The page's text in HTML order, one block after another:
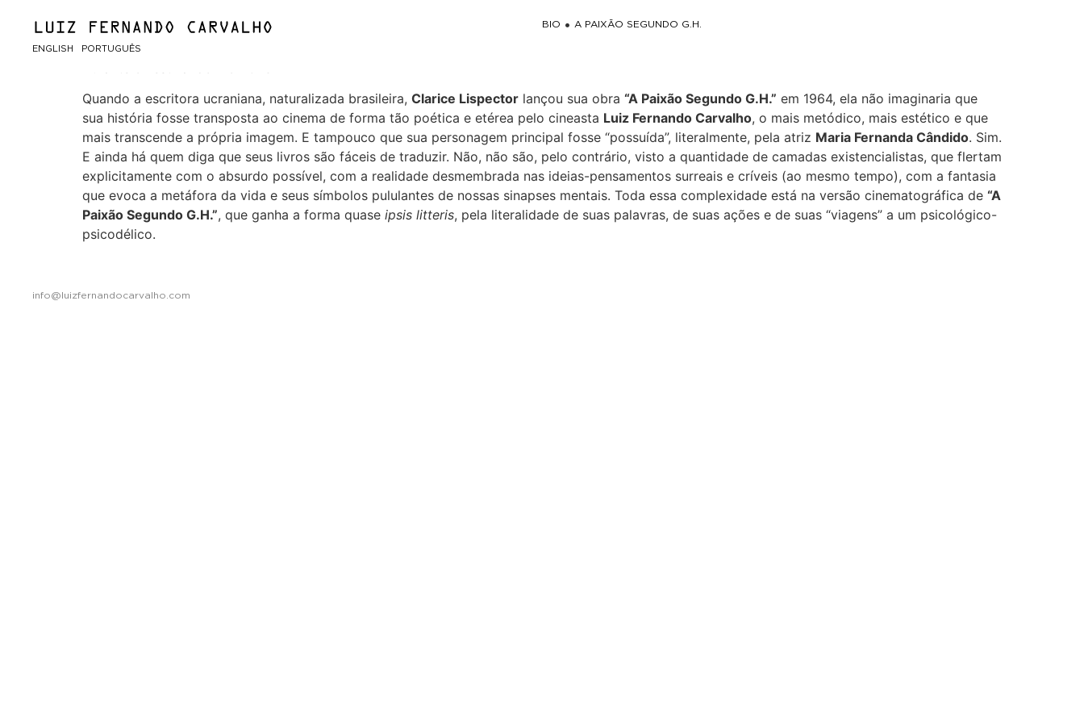
ENGLISH PORTUGUÊS
BIO A PAIXÃO SEGUNDO G.H.
A metamorfose de uma existência
Quando a escritora ucraniana, naturalizada brasileira, Clarice Lispector lançou sua obra “A Paixão Segundo G.H.” em 1964, ela não imaginaria que
sua história fosse transposta ao cinema de forma tão poética e etérea pelo cineasta Luiz Fernando Carvalho, o mais metódico, mais estético e que
mais transcende a própria imagem. E tampouco que sua personagem principal fosse “possuída”, literalmente, pela atriz Maria Fernanda Cândido. Sim.
E ainda há quem diga que seus livros são fáceis de traduzir. Não, não são, pelo contrário, visto a quantidade de camadas existencialistas, que flertam
explicitamente com o absurdo possível, com a realidade desmembrada nas ideias-pensamentos surreais e críveis (ao mesmo tempo), com a fantasia
que evoca a metáfora da vida e seus símbolos pululantes de nossas sinapses mentais. Toda essa complexidade está na versão cinematográfica de “A
Paixão Segundo G.H.”, que ganha a forma quase ipsis litteris, pela literalidade de suas palavras, de suas ações e de suas “viagens” a um psicológico-
psicodélico.
info@luizfernandocarvalho.com